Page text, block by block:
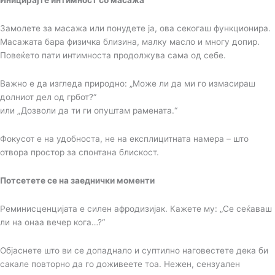
Замолете за масажа или понудете ја, ова секогаш функционира.
Масажата бара физичка близина, малку масло и многу допир.
Повеќето пати интимноста продолжува сама од себе.
Важно е да изгледа природно: „Може ли да ми го измасираш
долниот дел од грбот?“
или „Дозволи да ти ги опуштам рамената.“
Фокусот е на удобноста, не на експлицитната намера – што
отвора простор за спонтана блискост.
Потсетете се на заеднички моменти
Реминисценцијата е силен афродизијак. Кажете му: „Се сеќаваш
ли на онаа вечер кога…?“
Објаснете што ви се допаднало и суптилно наговестете дека би
сакале повторно да го доживеете тоа. Нежен, сензуален